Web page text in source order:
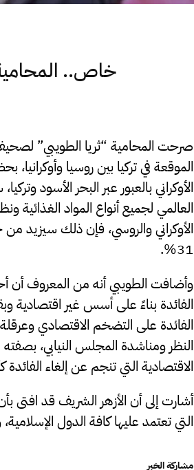
خاص..
صرحت المحامية “ثريا الطويبي”
الموقعة في تركيا بين روسيا
الأوكراني بالعبور عبر البحر الأسود
الأوكراني والروسي، فإن ذلك سيزيد
31%.
وأضافت الطويبي أنه من المعروف أن
الفائدة بناءً على أسس غير اقتصادية
الفائدة على التضخم الاقتصادي
النظر ومناشدة المجلس النيابي، بصفته
الاقتصادية التي تنجم عن إلغاء الفائدة
أشارت إلى أن الأزهر الشريف قد افتى
التي تعتمد عليها كافة الدول
مشاركة الخبر